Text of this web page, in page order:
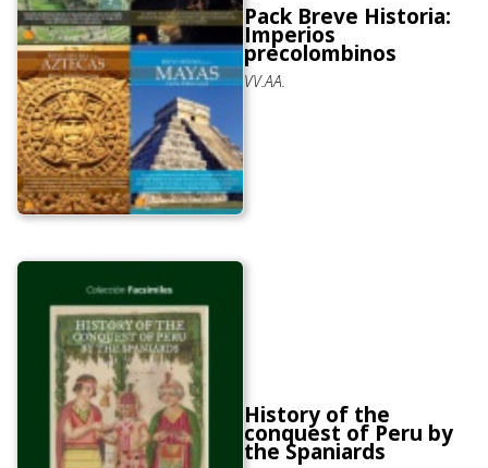
Pack Breve Historia:
Imperios
precolombinos
VV.AA.
History of the
conquest of Peru by
the Spaniards